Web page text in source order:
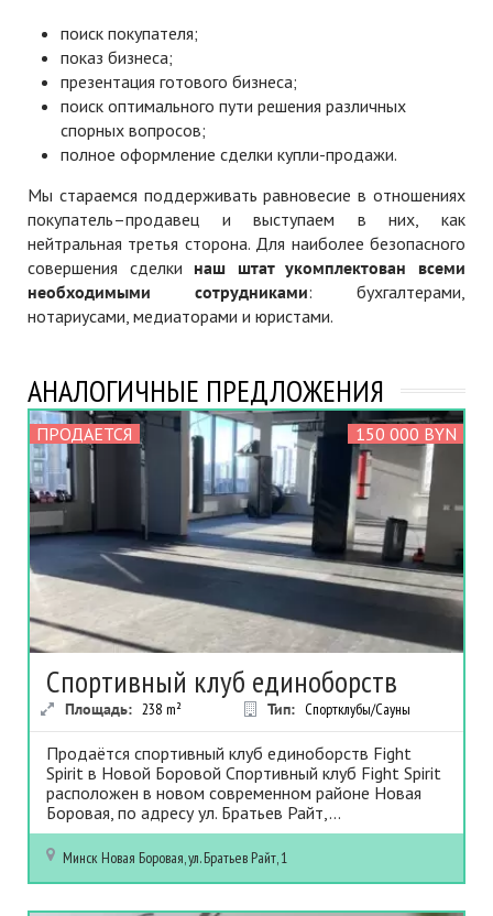
поиск покупателя;
показ бизнеса;
презентация готового бизнеса;
поиск оптимального пути решения различных
спорных вопросов;
полное оформление сделки купли-продажи.
Мы стараемся поддерживать равновесие в отношениях
покупатель–продавец и выступаем в них, как
нейтральная третья сторона. Для наиболее безопасного
совершения сделки наш штат укомплектован всеми
необходимыми сотрудниками: бухгалтерами,
нотариусами, медиаторами и юристами.
АНАЛОГИЧНЫЕ ПРЕДЛОЖЕНИЯ
ПРОДАЕТСЯ 150 000 BYN
Спортивный клуб единоборств
Площадь: 238 m² Тип: Спортклубы/Сауны
Продаётся спортивный клуб единоборств Fight
Spirit в Новой Боровой Спортивный клуб Fight Spirit
расположен в новом современном районе Новая
Боровая, по адресу ул. Братьев Райт,...
Минск Новая Боровая, ул. Братьев Райт, 1